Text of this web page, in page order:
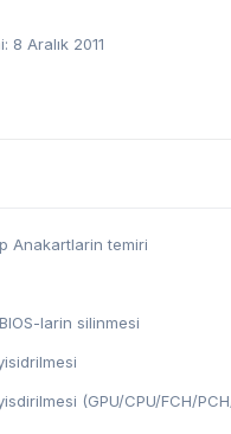
8 Aralık 2011
Anakartlarin temiri
larin silinmesi
(GPU/CPU/FCH/